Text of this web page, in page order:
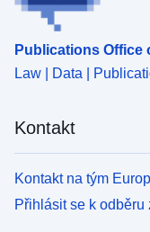
Publications Office
Law | Data |
Kontakt
Kontakt na tým
Přihlásit se k odběru